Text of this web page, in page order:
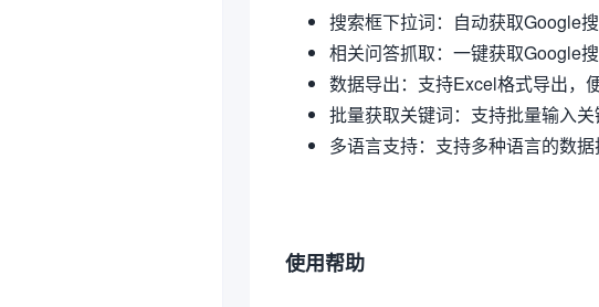
搜索框下拉词：自动获取Google
相关问答抓取：一键获取Google
数据导出：支持Excel格式导出，
批量获取关键词：支持批量输入
多语言支持：支持多种语言的数
使用帮助